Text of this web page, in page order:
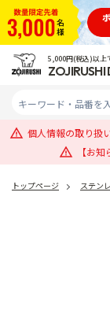
5,000円(税込)以上
ZOJIRUSHI
個人情報の取り扱
【お
トップページ ステン